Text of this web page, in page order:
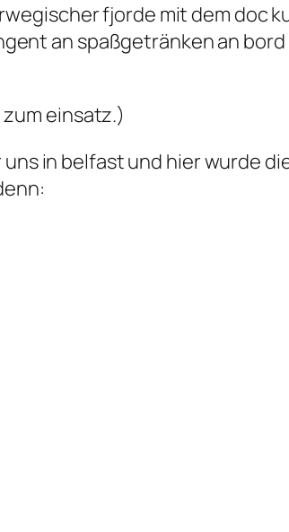
fjorde mit dem doc
an spaßgetränken an
einsatz.)
in belfast und hier wurde